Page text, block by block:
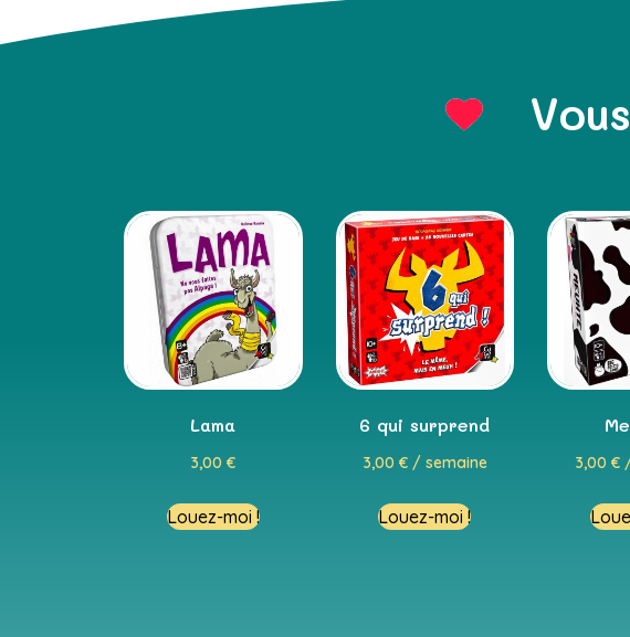
Lama
3,00€
Louez-moi !
6 qui surprend
3,00 €/ semaine
Louez-moi !
3,00 €/